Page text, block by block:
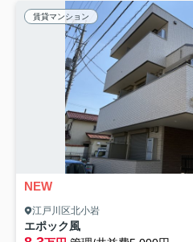
賃貸マンション
NEW
江戸川区北小岩
エポック風